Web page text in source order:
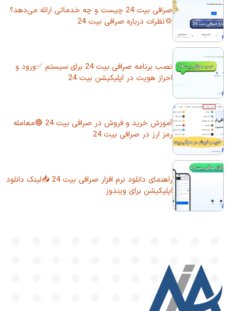
صرافی بیت 24 چیست و چه خدماتی ارائه می‌دهد؟
💢نظرات درباره صرافی بیت 24
نصب برنامه صرافی بیت 24 برای سیستم ✅ورود و
احراز هویت در اپلیکیشن بیت 24
آموزش خرید و فروش در صرافی بیت 24 🔴معامله
رمز ارز در صرافی بیت 24
راهنمای دانلود نرم افزار صرافی بیت 24 📥لینک دانلود
اپلیکیشن برای ویندوز